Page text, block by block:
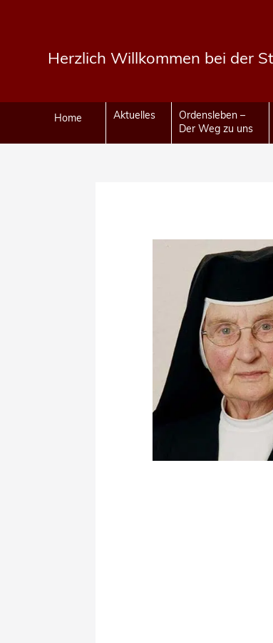
Herzlich Willkommen bei der
Home Aktuelles
Ordensleben –
Der Weg zu uns